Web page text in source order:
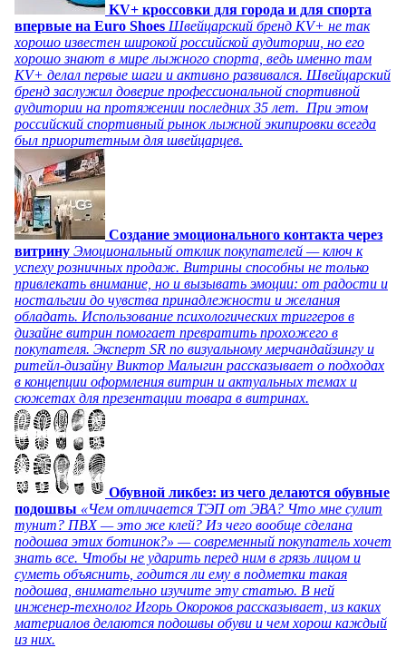
KV+ кроссовки для города и для спорта
впервые на Euro Shoes Швейцарский бренд KV+ не так
хорошо известен широкой российской аудитории, но его
хорошо знают в мире лыжного спорта, ведь именно там
KV+ делал первые шаги и активно развивался. Швейцарский
бренд заслужил доверие профессиональной спортивной
аудитории на протяжении последних 35 лет. При этом
российский спортивный рынок лыжной экипировки всегда
был приоритетным для швейцарцев.
Создание эмоционального контакта через
витрину Эмоциональный отклик покупателей — ключ к
успеху розничных продаж. Витрины способны не только
привлекать внимание, но и вызывать эмоции: от радости и
ностальгии до чувства принадлежности и желания
обладать. Использование психологических триггеров в
дизайне витрин помогает превратить прохожего в
покупателя. Эксперт SR по визуальному мерчандайзингу и
ритейл-дизайну Виктор Малыгин рассказывает о подходах
в концепции оформления витрин и актуальных темах и
сюжетах для презентации товара в витринах.
Обувной ликбез: из чего делаются обувные
подошвы «Чем отличается ТЭП от ЭВА? Что мне сулит
тунит? ПВХ — это же клей? Из чего вообще сделана
подошва этих ботинок?» — современный покупатель хочет
знать все. Чтобы не ударить перед ним в грязь лицом и
суметь объяснить, годится ли ему в подметки такая
подошва, внимательно изучите эту статью. В ней
инженер-технолог Игорь Окороков рассказывает, из каких
материалов делаются подошвы обуви и чем хорош каждый
из них.